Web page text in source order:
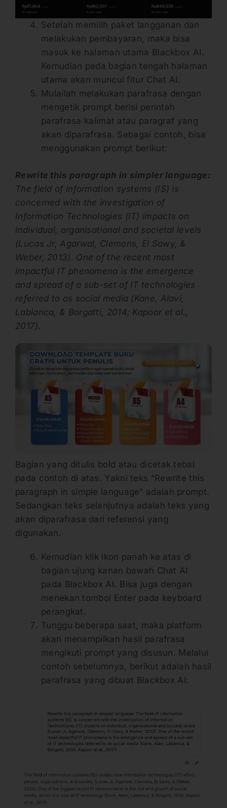
Setelah memilih paket langganan dan
melakukan pembayaran, maka bisa
masuk ke halaman utama Blackbox AI.
Kemudian pada bagian tengah halaman
utama akan muncul fitur Chat AI.
Mulailah melakukan parafrasa dengan
mengetik prompt berisi perintah
parafrasa kalimat atau paragraf yang
akan diparafrasa. Sebagai contoh, bisa
menggunakan prompt berikut:
Rewrite this paragraph in simpler language:
The field of information systems (IS) is
concerned with the investigation of
Information Technologies (IT) impacts on
individual, organisational and societal levels
(Lucas Jr, Agarwal, Clemons, El Sawy, &
Weber, 2013). One of the recent most
impactful IT phenomena is the emergence
and spread of a sub-set of IT technologies
referred to as social media (Kane, Alavi,
Labianca, & Borgatti, 2014; Kapoor et al.,
2017).
Bagian yang ditulis bold atau dicetak tebal
pada contoh di atas. Yakni teks “Rewrite this
paragraph in simple language” adalah prompt.
Sedangkan teks selanjutnya adalah teks yang
akan diparafrasa dari referensi yang
digunakan.
Kemudian klik ikon panah ke atas di
bagian ujung kanan bawah Chat AI
pada Blackbox AI. Bisa juga dengan
menekan tombol Enter pada keyboard
perangkat.
Tunggu beberapa saat, maka platform
akan menampilkan hasil parafrasa
mengikuti prompt yang disusun. Melalui
contoh sebelumnya, berikut adalah hasil
parafrasa yang dibuat Blackbox AI: